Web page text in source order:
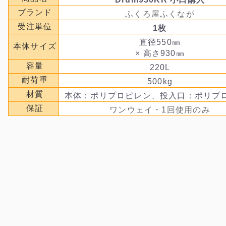
ブランド
ふくろ屋ふくなが
受注単位
1枚
本体サイズ
直径550㎜
× 高さ930㎜
容量
220L
耐荷重
500kg
材質
本体：ポリプロピレン、投入口：ポリプ
保証
ワンウェイ・1回使用のみ